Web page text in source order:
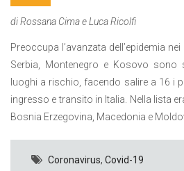
di Rossana Cima e Luca Ricolfi
Preoccupa l’avanzata dell’epidemia
Serbia, Montenegro e Kosovo sono
luoghi a rischio, facendo salire a 16 i
ingresso e transito in Italia. Nella lista
Bosnia Erzegovina, Macedonia e
Coronavirus, Covid-19